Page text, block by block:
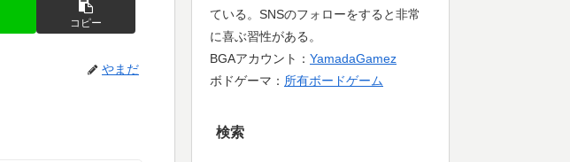
コピー
やまだ
ている。SNSのフォローをすると非常
に喜ぶ習性がある。
BGAアカウント： YamadaGamez
ボドゲーマ： 所有ボードゲーム
検索